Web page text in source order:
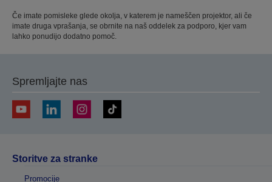
Če imate pomisleke glede okolja, v katerem je nameščen projektor, ali če
imate druga vprašanja, se obrnite na naš oddelek za podporo, kjer vam
lahko ponudijo dodatno pomoč.
Spremljajte nas
Storitve za stranke
Promocije